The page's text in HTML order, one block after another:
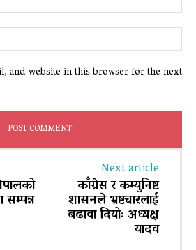
and website in this browser for the next
Next article
काँग्रेस र कम्युनिष्ट
शासनले भ्रष्टचारलाई
बढावा दियोः अध्यक्ष
यादव